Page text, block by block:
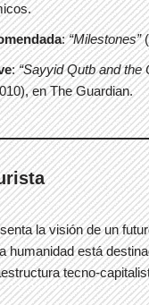
:“Milestones”
:“Sayyid Qutb and the
en The Guardian.
la visión de un
humanidad está
tecno-